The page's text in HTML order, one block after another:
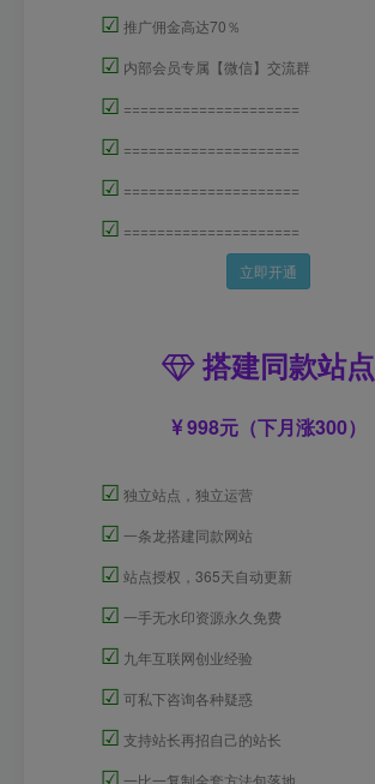
☑ 推广佣金高达70％
☑ 内部会员专属【微信】交流群
☑ =====================
☑ =====================
☑ =====================
☑ =====================
立即开通
搭建同款站点
998元（下月涨300）
☑ 独立站点，独立运营
☑ 一条龙搭建同款网站
☑ 站点授权，365天自动更新
☑ 一手无水印资源永久免费
☑ 九年互联网创业经验
☑ 可私下咨询各种疑惑
☑ 支持站长再招自己的站长
☑